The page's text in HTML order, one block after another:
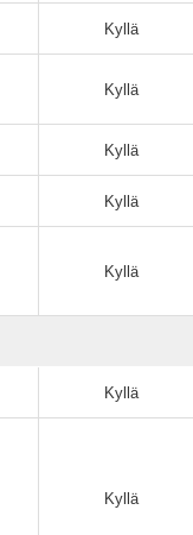
Kyllä
Kyllä
Kyllä
Kyllä
Kyllä
Kyllä
Kyllä